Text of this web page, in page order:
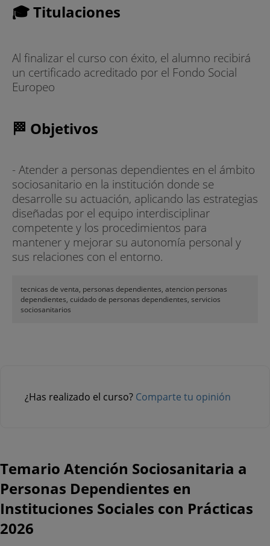
🎓 Titulaciones
Al finalizar el curso con éxito, el alumno recibirá
un certificado acreditado por el Fondo Social
Europeo
🏁 Objetivos
- Atender a personas dependientes en el ámbito
sociosanitario en la institución donde se
desarrolle su actuación, aplicando las estrategias
diseñadas por el equipo interdisciplinar
competente y los procedimientos para
mantener y mejorar su autonomía personal y
sus relaciones con el entorno.
tecnicas de venta, personas dependientes, atencion personas
dependientes, cuidado de personas dependientes, servicios
sociosanitarios
¿Has realizado el curso? Comparte tu opinión
Temario Atención Sociosanitaria a
Personas Dependientes en
Instituciones Sociales con Prácticas
2026